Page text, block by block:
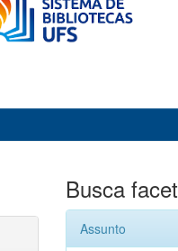
Busca
Assunto